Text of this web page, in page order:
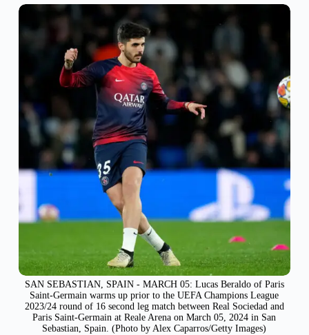
SAN SEBASTIAN, SPAIN - MARCH 05: Lucas Beraldo of Paris
Saint-Germain warms up prior to the UEFA Champions League
2023/24 round of 16 second leg match between Real Sociedad and
Paris Saint-Germain at Reale Arena on March 05, 2024 in San
Sebastian, Spain. (Photo by Alex Caparros/Getty Images)